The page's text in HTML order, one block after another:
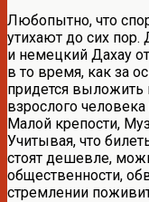
Любопытно, что
утихают до сих
и немецкий Дахау
в то время, как за
придется выложить
взрослого
Малой крепости,
Учитывая, что
стоят дешевле,
общественности,
стремлении